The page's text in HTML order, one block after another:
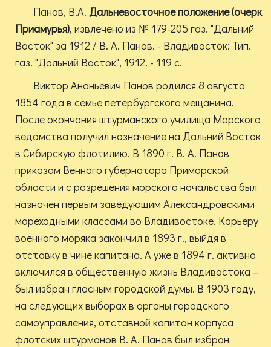
Панов, В.А. Дальневосточное положение (очерк
Приамурья), извлечено из № 179-205 газ. "Дальний
Восток" за 1912 / В. А. Панов. - Владивосток: Тип.
газ. "Дальний Восток", 1912. - 119 с.
Виктор Ананьевич Панов родился 8 августа
1854 года в семье петербургского мещанина.
После окончания штурманского училища Морского
ведомства получил назначение на Дальний Восток
в Сибирскую флотилию. В 1890 г. В. А. Панов
приказом Венного губернатора Приморской
области и с разрешения морского начальства был
назначен первым заведующим Александровскими
мореходными классами во Владивостоке. Карьеру
военного моряка закончил в 1893 г., выйдя в
отставку в чине капитана. А уже в 1894 г. активно
включился в общественную жизнь Владивостока –
был избран гласным городской думы. В 1903 году,
на следующих выборах в органы городского
самоуправления, отставной капитан корпуса
флотских штурманов В. А. Панов был избран